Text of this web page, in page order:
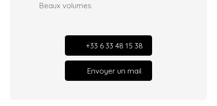
Beaux volumes
+33 6 33 48 15 38
Envoyer un mail